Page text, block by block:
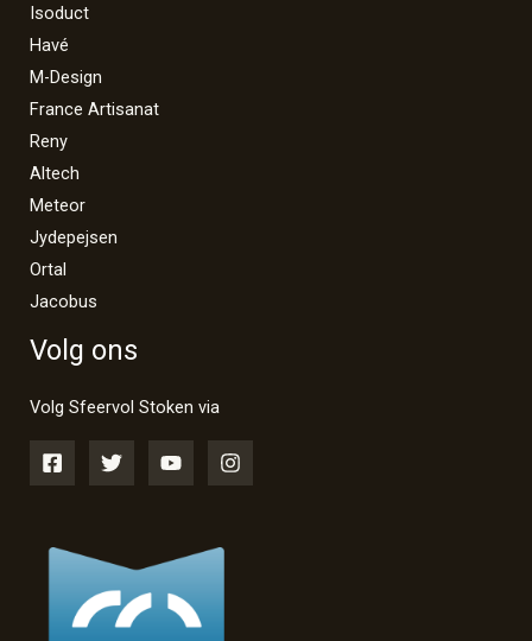
Isoduct
Havé
M-Design
France Artisanat
Reny
Altech
Meteor
Jydepejsen
Ortal
Jacobus
Volg ons
Volg Sfeervol Stoken via